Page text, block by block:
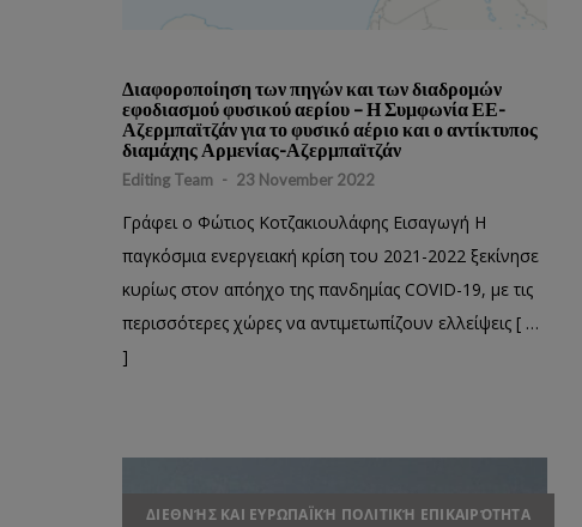
Διαφοροποίηση των πηγών και των διαδρομών
εφοδιασμού φυσικού αερίου – Η Συμφωνία ΕΕ-
Αζερμπαϊτζάν για το φυσικό αέριο και ο αντίκτυπος
διαμάχης Αρμενίας-Αζερμπαϊτζάν
Editing Team - 23 November 2022
Γράφει ο Φώτιος Κοτζακιουλάφης Εισαγωγή Η
παγκόσμια ενεργειακή κρίση του 2021-2022 ξεκίνησε
κυρίως στον απόηχο της πανδημίας COVID-19, με τις
περισσότερες χώρες να αντιμετωπίζουν ελλείψεις [ …
]
ΔΙΕΘΝΉΣ ΚΑΙ ΕΥΡΩΠΑΪΚΉ ΠΟΛΙΤΙΚΉ ΕΠΙΚΑΙΡΌΤΗΤΑ